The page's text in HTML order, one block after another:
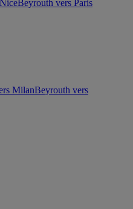
Beyrouth vers Paris
MilanBeyrouth vers